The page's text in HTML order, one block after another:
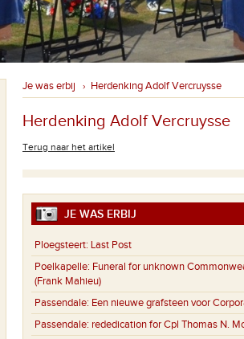
Je was erbij › Herdenking Adolf Vercruysse
Herdenking Adolf Vercruysse
Terug naar het artikel
JE WAS ERBIJ
Ploegsteert: Last Post
Poelkapelle: Funeral for unknown
(Frank Mahieu)
Passendale: Een nieuwe grafsteen voor
Passendale: rededication for Cpl Thomas N.